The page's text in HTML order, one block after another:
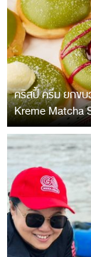
คริสปี้ ครีม ยกขบ
Kreme Matcha